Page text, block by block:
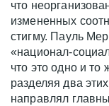
что
измененных
стигму. Пауль
«национал-
что это одно и
разделяя два
направлял